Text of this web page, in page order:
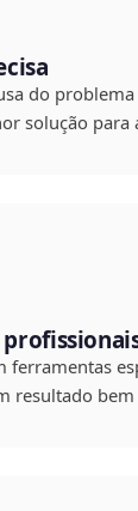
do
solução para
ferramentas
resultado